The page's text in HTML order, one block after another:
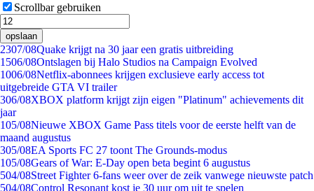
Scrollbar gebruiken
opslaan
2307/08Quake krijgt na 30 jaar een gratis uitbreiding
1506/08Ontslagen bij Halo Studios na Campaign Evolved
1006/08Netflix-abonnees krijgen exclusieve early access tot
uitgebreide GTA VI trailer
306/08XBOX platform krijgt zijn eigen "Platinum" achievements dit
jaar
105/08Nieuwe XBOX Game Pass titels voor de eerste helft van de
maand augustus
305/08EA Sports FC 27 toont The Grounds-modus
105/08Gears of War: E-Day open beta begint 6 augustus
504/08Street Fighter 6-fans weer over de zeik vanwege nieuwste patch
504/08Control Resonant kost je 30 uur om uit te spelen